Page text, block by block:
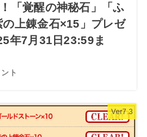
「覚醒の神秘石」「ふ
の上錬金石×15」プレゼ
年7月31日23:59ま
ト
Ver7.3